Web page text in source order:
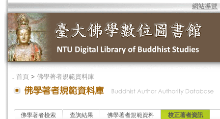
網站導覽
． 首頁 > 佛學著者規範資料庫
佛學著者檢索 查詢結果 佛學著者規範資料 校正著者資訊